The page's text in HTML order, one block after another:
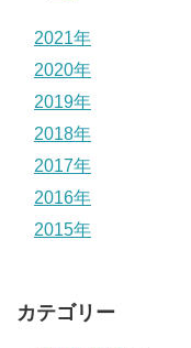
2021年
2020年
2019年
2018年
2017年
2016年
2015年
カテゴリー